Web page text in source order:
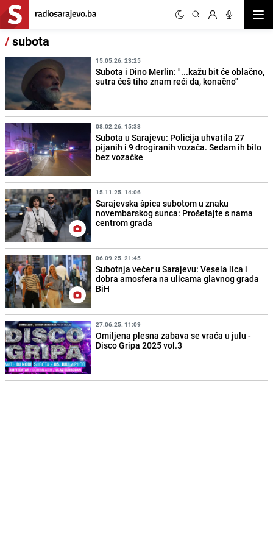
/subota
15.05.26. 23:25
Subota i Dino Merlin: "...kažu bit će oblačno,
sutra ćeš tiho znam reći da, konačno"
08.02.26. 15:33
Subota u Sarajevu: Policija uhvatila 27
pijanih i 9 drogiranih vozača. Sedam ih bilo
bez vozačke
15.11.25. 14:06
Sarajevska špica subotom u znaku
novembarskog sunca: Prošetajte s nama
centrom grada
06.09.25. 21:45
Subotnja večer u Sarajevu: Vesela lica i
dobra amosfera na ulicama glavnog grada
BiH
27.06.25. 11:09
Omiljena plesna zabava se vraća u julu -
Disco Gripa 2025 vol.3